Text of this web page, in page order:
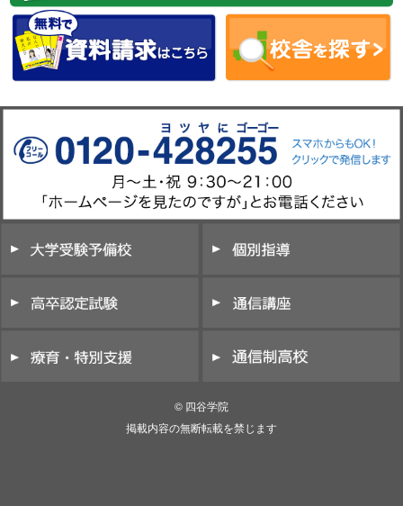
© 四谷学院
掲載内容の無断転載を禁じます